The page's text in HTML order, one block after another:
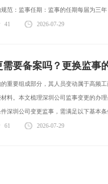
范：监事任期：监事的任期每届为三
41 2026-07-29
要备案吗？更换监事
重要组成部分，其人员变动属于高频
料。本文梳理深圳公司监事变更的办
深圳公司变更监事，需满足以下基本
61 2026-07-29